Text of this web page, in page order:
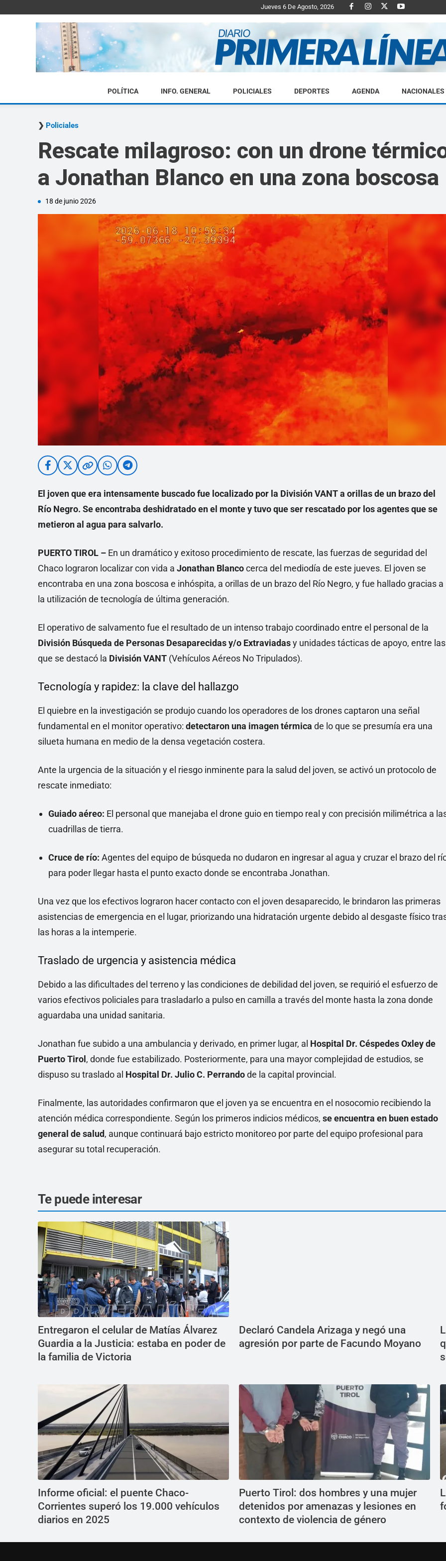
Jueves 6 De Agosto, 2026
Diario
Primera
Linea
POLÍTICA INFO. GENERAL POLICIALES DEPORTES AGENDA NACIONALES
Policiales
Rescate milagroso: con un drone
a Jonathan Blanco en una zona boscosa
18 de junio 2026
El joven que era intensamente buscado fue localizado por la División VANT a orillas de un brazo del
Río Negro. Se encontraba deshidratado en el monte y tuvo que ser rescatado por los agentes que se
metieron al agua para salvarlo.
PUERTO TIROL – En un dramático y exitoso procedimiento de rescate, las fuerzas de seguridad del
Chaco lograron localizar con vida a Jonathan Blancocerca del mediodía de este jueves. El joven se
encontraba en una zona boscosa e inhóspita, a orillas de un brazo del Río Negro, y fue hallado gracias a
la utilización de tecnología de última generación.
El operativo de salvamento fue el resultado de un intenso trabajo coordinado entre el personal de la
División Búsqueda de Personas Desaparecidas y/o Extraviadasy unidades tácticas de apoyo, entre las
que se destacó la División VANT (Vehículos Aéreos No Tripulados).
Tecnología y rapidez: la clave del hallazgo
El quiebre en la investigación se produjo cuando los operadores de los drones captaron una señal
fundamental en el monitor operativo: detectaron una imagen térmica de lo que se presumía era una
silueta humana en medio de la densa vegetación costera.
Ante la urgencia de la situación y el riesgo inminente para la salud del joven, se activó un protocolo de
rescate inmediato:
Guiado aéreo: El personal que manejaba el drone guio en tiempo real y con precisión milimétrica a
cuadrillas de tierra.
Cruce de río: Agentes del equipo de búsqueda no dudaron en ingresar al agua y cruzar el brazo del
para poder llegar hasta el punto exacto donde se encontraba Jonathan.
Una vez que los efectivos lograron hacer contacto con el joven desaparecido, le brindaron las primeras
asistencias de emergencia en el lugar, priorizando una hidratación urgente debido al desgaste físico
las horas a la intemperie.
Traslado de urgencia y asistencia médica
Debido a las dificultades del terreno y las condiciones de debilidad del joven, se requirió el esfuerzo de
varios efectivos policiales para trasladarlo a pulso en camilla a través del monte hasta la zona donde
aguardaba una unidad sanitaria.
Jonathan fue subido a una ambulancia y derivado, en primer lugar, al Hospital Dr. Céspedes Oxley de
Puerto Tirol , donde fue estabilizado. Posteriormente, para una mayor complejidad de estudios, se
dispuso su traslado al Hospital Dr. Julio C. Perrandode la capital provincial.
Finalmente, las autoridades confirmaron que el joven ya se encuentra en el nosocomio recibiendo la
atención médica correspondiente. Según los primeros indicios médicos, se encuentra en buen estado
general de salud, aunque continuará bajo estricto monitoreo por parte del equipo profesional para
asegurar su total recuperación.
Te puede interesar
Entregaron el celular de Matías Álvarez
Guardia a la Justicia: estaba en poder de
la familia de Victoria
Declaró Candela Arizaga y negó una
agresión por parte de Facundo Moyano
Informe oficial: el puente Chaco-
Corrientes superó los 19.000 vehículos
diarios en 2025
Puerto Tirol: dos hombres y una mujer
detenidos por amenazas y lesiones en
contexto de violencia de género